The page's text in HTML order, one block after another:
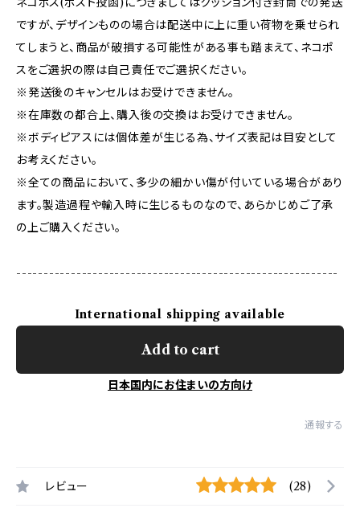
ですが、デザインものの場合は配送中に上に重い荷物を乗せられ
てしまうと、商品が破損する可能性がある事も踏まえて、ネコポ
スをご選択の際は自己責任でご選択ください。
※発送後のキャンセルはお受けできません。
※在庫数の都合上、購入後の交換はお受けできません。
※ボディピアスには個体差が生じる為、サイズ表記は目安として
お考えください。
※全ての商品において、多少の細かい傷が付いている場合があり
ます。製造過程や輸入時に生じるものなので、あらかじめご了承
の上ご購入ください。
-----------------------------------------------------------
International shipping available
Add to cart
日本国内にお住まいの方向け
通報する
レビュー (28)